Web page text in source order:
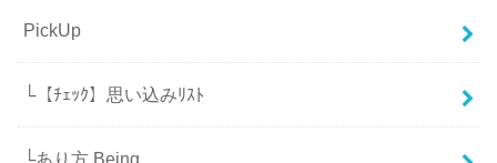
PickUp
└【ﾁｪｯｸ】思い込みﾘｽﾄ
└あり方 Being